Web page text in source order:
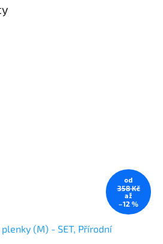
od
358 Kč
až
–12 %
(M) - SET, Přírodní